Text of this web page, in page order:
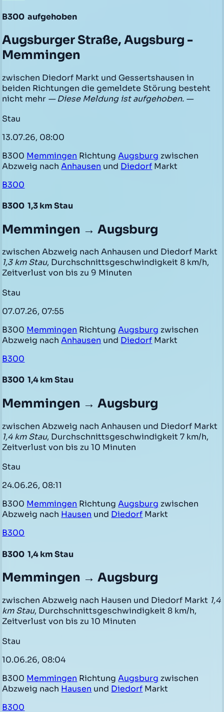
B300 aufgehoben
Augsburger Straße, Augsburg -
Memmingen
zwischen Diedorf Markt und Gessertshausen in
beiden Richtungen die gemeldete Störung besteht
nicht mehr — Diese Meldung ist aufgehoben. —
Stau
13.07.26, 08:00
B300 Memmingen RichtungAugsburg zwischen
Abzweig nachAnhausen und Diedorf Markt
B300
B300 1,3 km Stau
Memmingen → Augsburg
zwischen Abzweig nach Anhausen und Diedorf Markt
1,3 km Stau, Durchschnittsgeschwindigkeit 8 km/h,
Zeitverlust von bis zu 9 Minuten
Stau
07.07.26, 07:55
B300 Memmingen RichtungAugsburg zwischen
Abzweig nachAnhausen und Diedorf Markt
B300
B300 1,4 km Stau
Memmingen → Augsburg
zwischen Abzweig nach Anhausen und Diedorf Markt
1,4 km Stau, Durchschnittsgeschwindigkeit 7 km/h,
Zeitverlust von bis zu 10 Minuten
Stau
24.06.26, 08:11
B300 Memmingen RichtungAugsburg zwischen
Abzweig nach Hausen und Diedorf Markt
B300
B300 1,4 km Stau
Memmingen → Augsburg
zwischen Abzweig nach Hausen und Diedorf Markt 1,4
km Stau, Durchschnittsgeschwindigkeit 8 km/h,
Zeitverlust von bis zu 10 Minuten
Stau
10.06.26, 08:04
B300 Memmingen RichtungAugsburg zwischen
Abzweig nach Hausen und Diedorf Markt
B300